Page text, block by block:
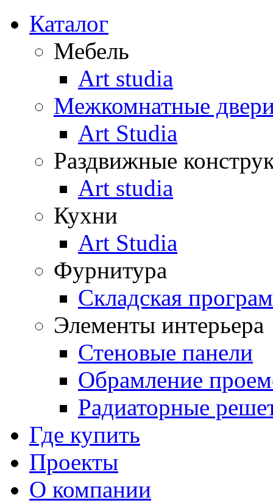
Каталог
Мебель
Art studia
Межкомнатные
Art Studia
Раздвижные
Art studia
Кухни
Art Studia
Фурнитура
Складская
Элементы интерьера
Стеновые панели
Обрамление
Радиаторные
Где купить
Проекты
О компании